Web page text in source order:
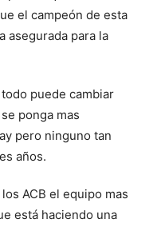
el campeón de esta
asegurada para la
puede cambiar
ponga mas
pero ninguno tan
años.
ACB el equipo mas
está haciendo una